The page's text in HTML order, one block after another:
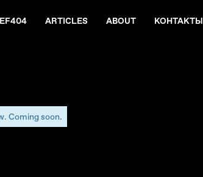
ARTICLES ABOUT КОНТАКТЫ
Coming soon.